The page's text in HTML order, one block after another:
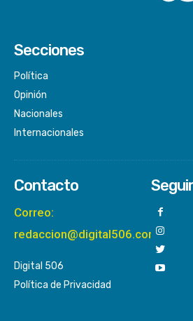
Secciones
Política
Opinión
Nacionales
Internacionales
Contacto
Correo:
redaccion@digital506.com
Digital 506
Política de Privacidad